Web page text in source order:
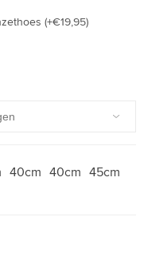
(+€19,95)
45cm
40cm 40cm